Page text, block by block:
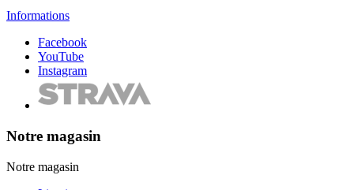
Informations
Facebook
YouTube
Instagram
Notre magasin
Notre magasin